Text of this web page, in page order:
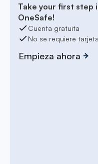
Take your first
OneSafe!
Cuenta gratuita
No se requiere
Empieza ahora